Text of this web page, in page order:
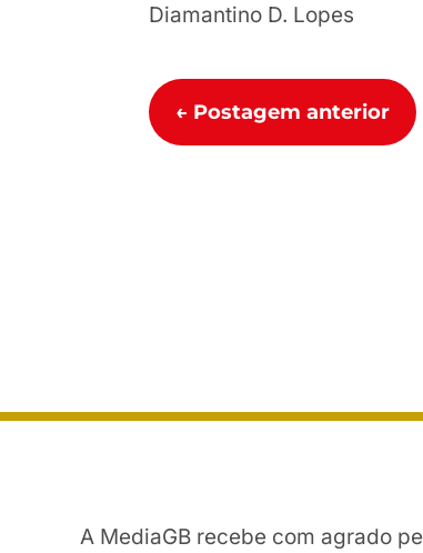
Diamantino D. Lopes
← Postagem anterior
A MediaGB recebe com agrado